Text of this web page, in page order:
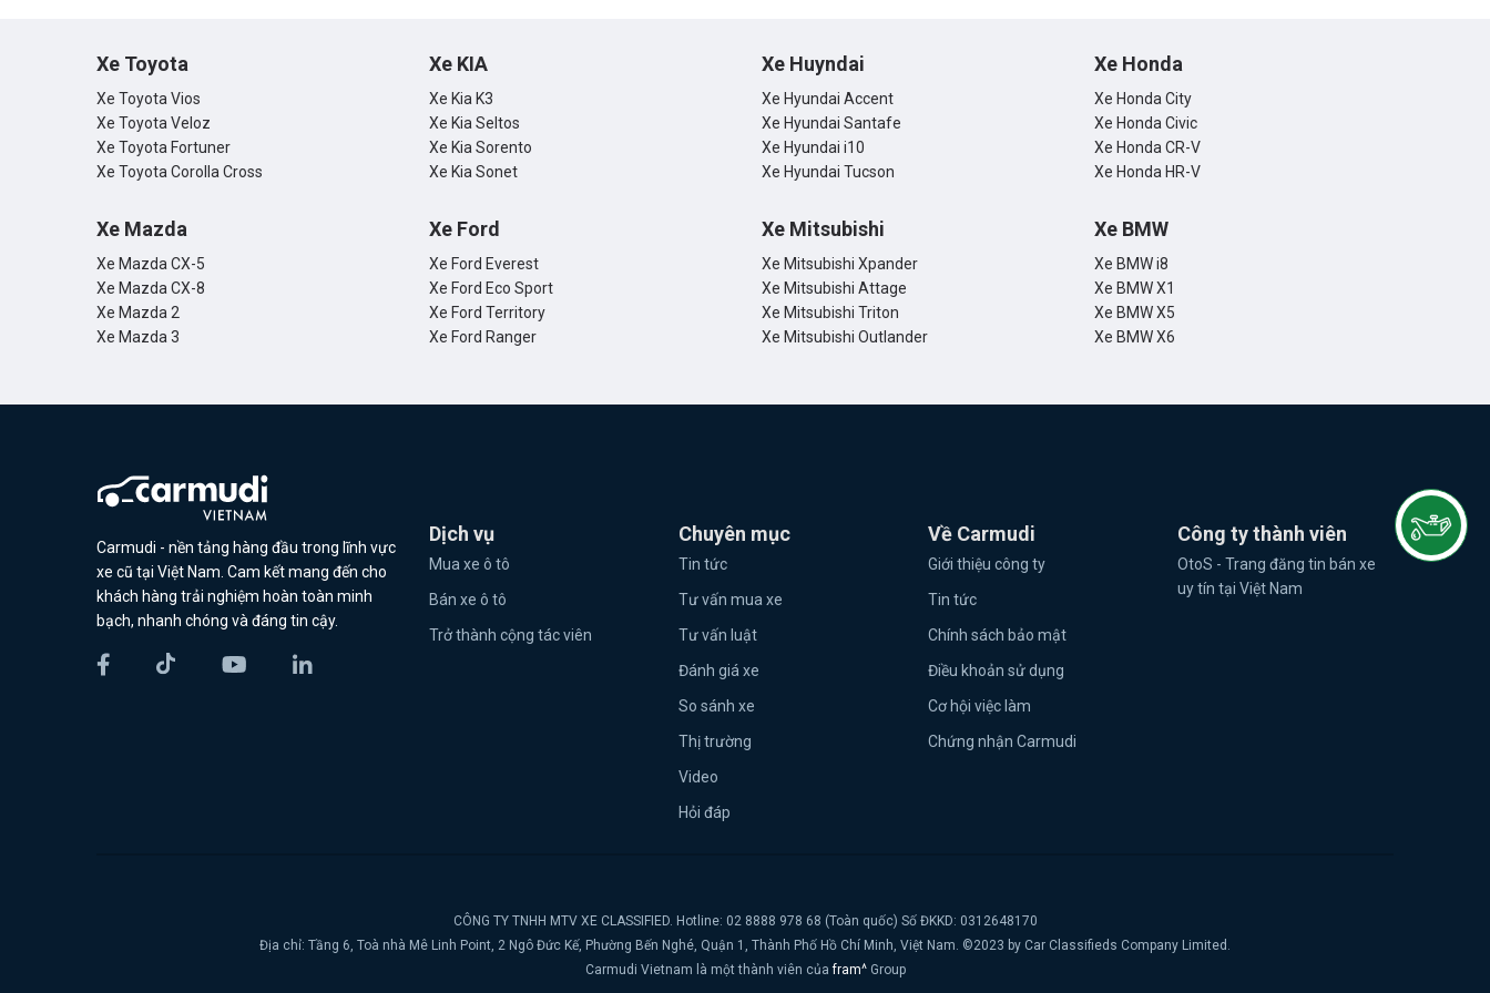
Xe Toyota
Xe Toyota Vios
Xe Toyota Veloz
Xe Toyota Fortuner
Xe Toyota Corolla Cross
Xe KIA
Xe Kia K3
Xe Kia Seltos
Xe Kia Sorento
Xe Kia Sonet
Xe Huyndai
Xe Hyundai Accent
Xe Hyundai Santafe
Xe Hyundai i10
Xe Hyundai Tucson
Xe Honda
Xe Honda City
Xe Honda Civic
Xe Honda CR-V
Xe Honda HR-V
Xe Mazda
Xe Mazda CX-5
Xe Mazda CX-8
Xe Mazda 2
Xe Mazda 3
Xe Ford
Xe Ford Everest
Xe Ford Eco Sport
Xe Ford Territory
Xe Ford Ranger
Xe Mitsubishi
Xe Mitsubishi Xpander
Xe Mitsubishi Attage
Xe Mitsubishi Triton
Xe Mitsubishi Outlander
Xe BMW
Xe BMW i8
Xe BMW X1
Xe BMW X5
Xe BMW X6
Carmudi - nền tảng hàng đầu trong lĩnh vực
xe cũ tại Việt Nam. Cam kết mang đến cho
khách hàng trải nghiệm hoàn toàn minh
bạch, nhanh chóng và đáng tin cậy.
Dịch vụ
Mua xe ô tô
Bán xe ô tô
Trở thành cộng tác viên
Chuyên mục
Tin tức
Tư vấn mua xe
Tư vấn luật
Đánh giá xe
So sánh xe
Thị trường
Video
Hỏi đáp
Về Carmudi
Giới thiệu công ty
Tin tức
Chính sách bảo mật
Điều khoản sử dụng
Cơ hội việc làm
Chứng nhận Carmudi
Công ty thành viên
OtoS - Trang đăng tin bán xe
uy tín tại Việt Nam
CÔNG TY TNHH MTV XE CLASSIFIED. Hotline: 02 8888 978 68 (Toàn quốc) Số ĐKKD: 0312648170
Địa chỉ: Tầng 6, Toà nhà Mê Linh Point, 2 Ngô Đức Kế, Phường Bến Nghé, Quận 1, Thành Phố Hồ Chí Minh, Việt Nam. ©2023 by Car Classifieds Company Limited.
Carmudi Vietnam là một thành viên củafram^ Group